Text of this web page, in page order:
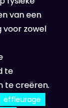
van een
voor zowel
te
te creëren.
effleurage